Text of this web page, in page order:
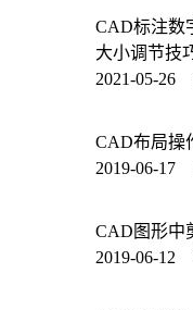
CAD标注数
大小调节技
2021-05-26
CAD布局操
2019-06-17
CAD图形中
2019-06-12